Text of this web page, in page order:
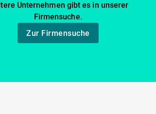
Unternehmen gibt es in unserer
Firmensuche.
Zur Firmensuche